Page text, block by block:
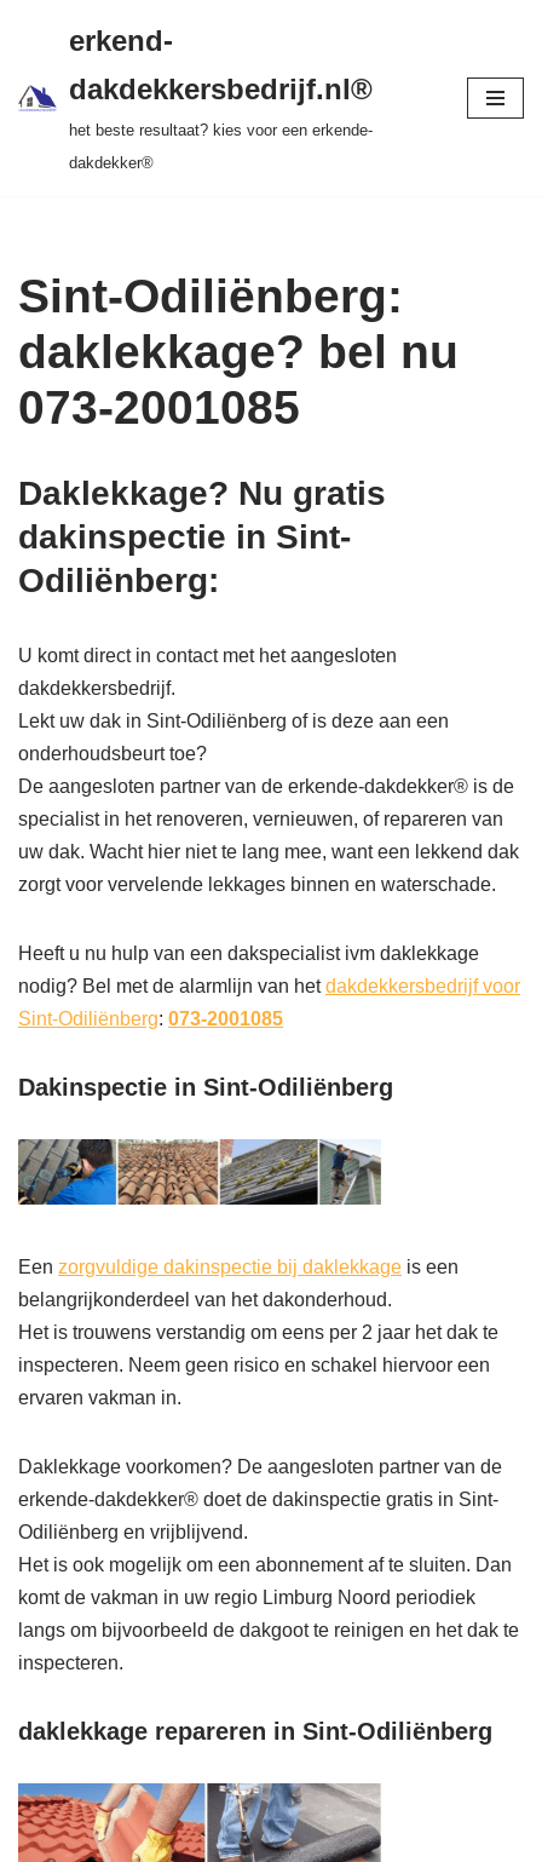
naar
inhoud
tot 20 jr garantie > SKEV erkend
erkend-
dakdekkersbedrijf.nl®
het beste resultaat? kies voor een erkende-
dakdekker®
Sint-Odiliënberg:
daklekkage? bel nu
073-2001085
Daklekkage? Nu gratis
dakinspectie in Sint-
Odiliënberg:
U komt direct in contact met het aangesloten
dakdekkersbedrijf.
Lekt uw dak in Sint-Odiliënberg of is deze aan een
onderhoudsbeurt toe?
De aangesloten partner van de erkende-dakdekker® is de
specialist in het renoveren, vernieuwen, of repareren van
uw dak. Wacht hier niet te lang mee, want een lekkend dak
zorgt voor vervelende lekkages binnen en waterschade.
Heeft u nu hulp van een dakspecialist ivm daklekkage
nodig? Bel met de alarmlijn van hetdakdekkersbedrijf voor
Sint-Odiliënberg: 073-2001085
Dakinspectie in Sint-Odiliënberg
Een zorgvuldige dakinspectie bij daklekkage is een
belangrijkonderdeel van het dakonderhoud.
Het is trouwens verstandig om eens per 2 jaar het dak te
inspecteren. Neem geen risico en schakel hiervoor een
ervaren vakman in.
Daklekkage voorkomen? De aangesloten partner van de
erkende-dakdekker® doet de dakinspectie gratis in Sint-
Odiliënberg en vrijblijvend.
Het is ook mogelijk om een abonnement af te sluiten. Dan
komt de vakman in uw regio Limburg Noord periodiek
langs om bijvoorbeeld de dakgoot te reinigen en het dak te
inspecteren.
daklekkage repareren in Sint-Odiliënberg